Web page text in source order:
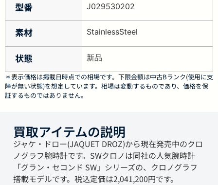
型番 J029530202
素材 StainlessSteel
状態 新品
＊表示価格は掲載日時点での相場です。下限金額は中古Bランク(使用に支
障が無い状態)を想定しています。相場は変動するものであり、価格を保
証するものではありません。
買取アイテムの説明
ジャケ・ドロー(JAQUET DROZ)から現在発売中のクロ
ノグラフ腕時計です。SWクロノは同社の人気腕時計
「グラン・セコンド SW」シリーズの、クロノグラフ
搭載モデルです。税込定価は2,041,200円です。